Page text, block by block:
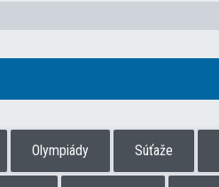
Olympiády Súťaže